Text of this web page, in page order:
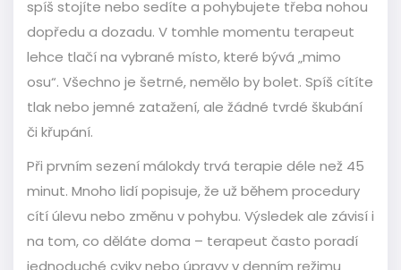
spíš stojíte nebo sedíte a pohybujete třeba nohou
dopředu a dozadu. V tomhle momentu terapeut
lehce tlačí na vybrané místo, které bývá „mimo
osu“. Všechno je šetrné, nemělo by bolet. Spíš cítíte
tlak nebo jemné zatažení, ale žádné tvrdé škubání
či křupání.
Při prvním sezení málokdy trvá terapie déle než 45
minut. Mnoho lidí popisuje, že už během procedury
cítí úlevu nebo změnu v pohybu. Výsledek ale závisí i
na tom, co děláte doma – terapeut často poradí